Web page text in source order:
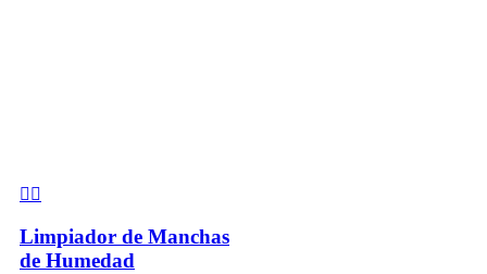
Limpiador de Manchas
de Humedad